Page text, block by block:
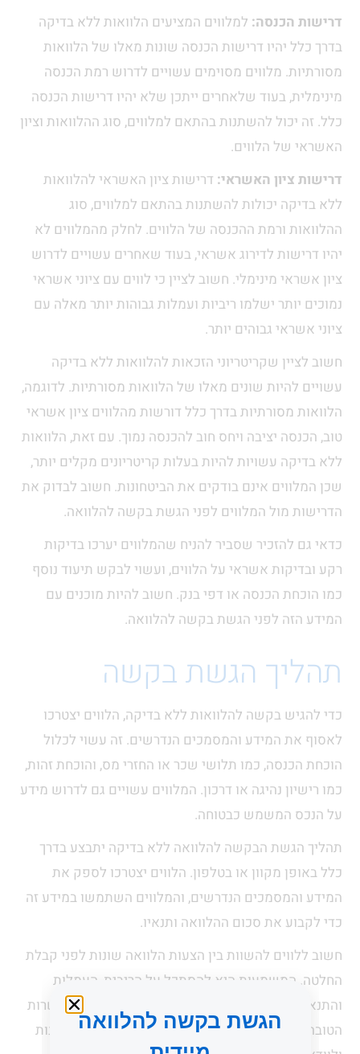
דרישות הכנסה: למלווים המציעים הלוואות ללא בדיקה
בדרך כלל יהיו דרישות הכנסה שונות מאלו של הלוואות
מסורתיות. מלווים מסוימים עשויים לדרוש רמת הכנסה
מינימלית, בעוד שלאחרים ייתכן שלא יהיו דרישות הכנסה
כלל. זה יכול להשתנות בהתאם למלווים, סוג ההלוואות וציון
האשראי של הלווים.
דרישות ציון האשראי: דרישות ציון האשראי להלוואות
ללא בדיקה יכולות להשתנות בהתאם למלווים, סוג
ההלוואות ורמת ההכנסה של הלווים. לחלק מהמלווים לא
יהיו דרישות לדירוג אשראי, בעוד שאחרים עשויים לדרוש
ציון אשראי מינימלי. חשוב לציין כי לווים עם ציוני אשראי
נמוכים יותר ישלמו ריביות ועמלות גבוהות יותר מאלה עם
ציוני אשראי גבוהים יותר.
חשוב לציין שקריטריוני הזכאות להלוואות ללא בדיקה
עשויים להיות שונים מאלו של הלוואות מסורתיות. לדוגמה,
הלוואות מסורתיות בדרך כלל דורשות מהלווים ציון אשראי
טוב, הכנסה יציבה ויחס חוב להכנסה נמוך. עם זאת, הלוואות
ללא בדיקה עשויות להיות בעלות קריטריונים מקלים יותר,
שכן המלווים אינם בודקים את הביטחונות. חשוב לבדוק את
הדרישות מול המלווים לפני הגשת בקשה להלוואה.
כדאי גם להזכיר שסביר להניח שהמלווים יערכו בדיקות
רקע ובדיקות אשראי על הלווים, ועשוי לבקש תיעוד נוסף
כמו הוכחת הכנסה או דפי בנק. חשוב להיות מוכנים עם
המידע הזה לפני הגשת בקשה להלוואה.
תהליך הגשת בקשה
כדי להגיש בקשה להלוואות ללא בדיקה, הלווים יצטרכו
לאסוף את המידע והמסמכים הנדרשים. זה עשוי לכלול
הוכחת הכנסה, כמו תלושי שכר או החזרי מס, והוכחת זהות,
כמו רישיון נהיגה או דרכון. המלווים עשויים גם לדרוש מידע
על הנכס המשמש כבטוחה.
תהליך הגשת הבקשה להלוואה ללא בדיקה יתבצע בדרך
כלל באופן מקוון או בטלפון. הלווים יצטרכו לספק את
המידע והמסמכים הנדרשים, והמלווים השתמשו במידע זה
כדי לקבוע את סכום ההלוואה ותנאיו.
חשוב ללווים להשוות בין הצעות הלוואה שונות לפני קבלת
החלטה. המשמעות היא להסתכל על הריבית, העמלות
והתנאים של כל הלוואה, ולהחליט איזו מהן היא האפשרות
הטובה ביותר. כמו כן, מומלץ לקרוא את האותיות הקטנות
הגשת בקשה להלוואה